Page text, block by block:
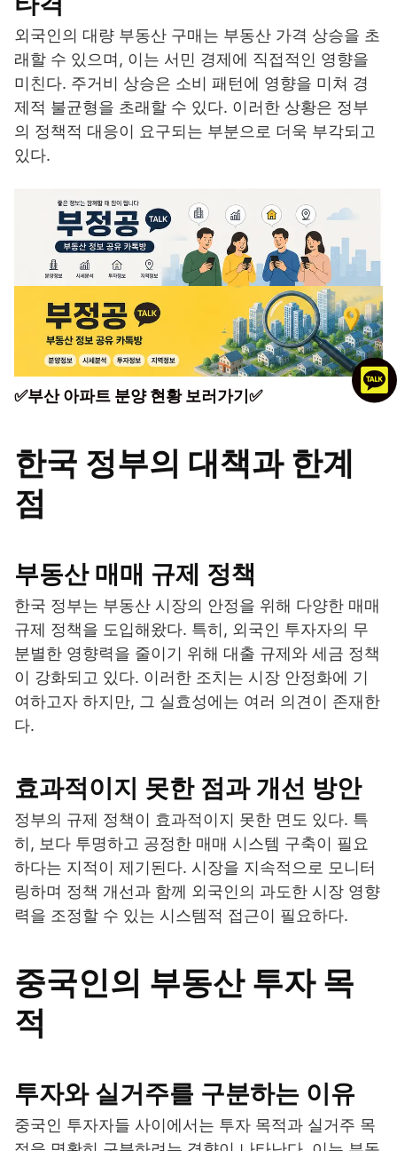
외국인의 대량 부동산 구매는 부동산 가격 상승을 초
래할 수 있으며, 이는 서민 경제에 직접적인 영향을
미친다. 주거비 상승은 소비 패턴에 영향을 미쳐 경
제적 불균형을 초래할 수 있다. 이러한 상황은 정부
의 정책적 대응이 요구되는 부분으로 더욱 부각되고
있다.
✅부산 아파트 분양 현황 보러가기✅
한국 정부의 대책과 한계
점
부동산 매매 규제 정책
한국 정부는 부동산 시장의 안정을 위해 다양한 매매
규제 정책을 도입해왔다. 특히, 외국인 투자자의 무
분별한 영향력을 줄이기 위해 대출 규제와 세금 정책
이 강화되고 있다. 이러한 조치는 시장 안정화에 기
여하고자 하지만, 그 실효성에는 여러 의견이 존재한
다.
효과적이지 못한 점과 개선 방안
정부의 규제 정책이 효과적이지 못한 면도 있다. 특
히, 보다 투명하고 공정한 매매 시스템 구축이 필요
하다는 지적이 제기된다. 시장을 지속적으로 모니터
링하며 정책 개선과 함께 외국인의 과도한 시장 영향
력을 조정할 수 있는 시스템적 접근이 필요하다.
중국인의 부동산 투자 목
적
투자와 실거주를 구분하는 이유
중국인 투자자들 사이에서는 투자 목적과 실거주 목